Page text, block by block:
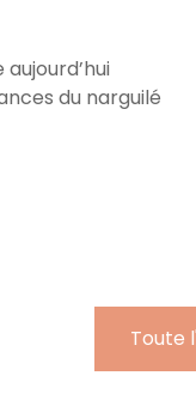
du narguilé
Toute